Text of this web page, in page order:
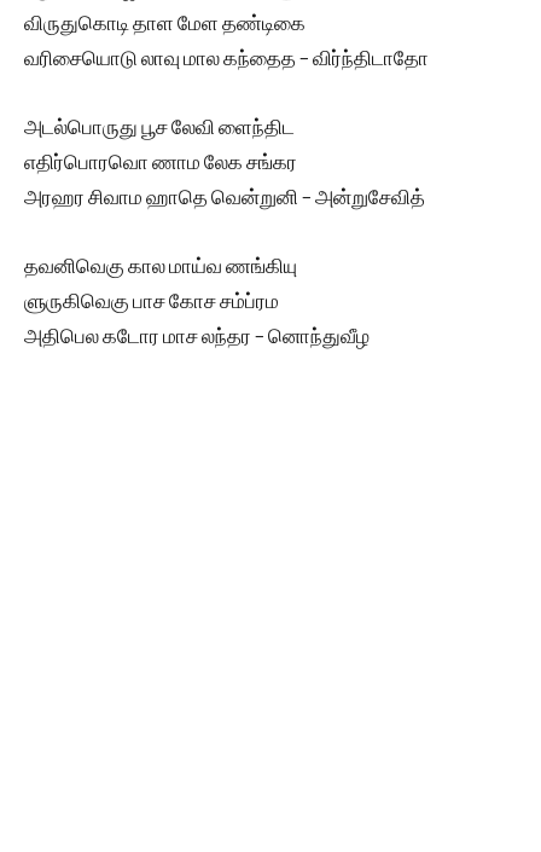
விருதுகொடி தாள மேள தண்டிகை
வரிசையொடு லாவு மால கந்தைத – விர்ந்திடாதோ
அடல்பொருது பூச லேவி ளைந்திட
எதிர்பொரவொ ணாம லேக சங்கர
அரஹர சிவாம ஹாதெ வென்றுனி – அன்றுசேவித்
தவனிவெகு கால மாய்வ ணங்கியு
ளுருகிவெகு பாச கோச சம்ப்ரம
அதிபெல கடோர மாச லந்தர – னொந்துவீழ